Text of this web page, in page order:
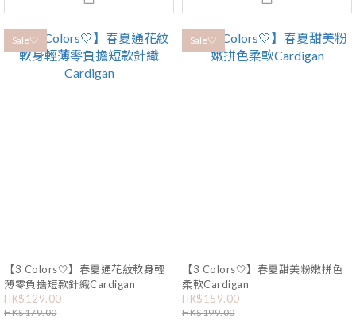
Sale🤍
【3 Colors🤍】春夏通花紋軟身輕
薄零負擔短款針織Cardigan
HK$129.00
HK$179.00
Sale🤍
【3 Colors🤍】春夏甜美粉嫩拼色
柔軟Cardigan
HK$159.00
HK$199.00